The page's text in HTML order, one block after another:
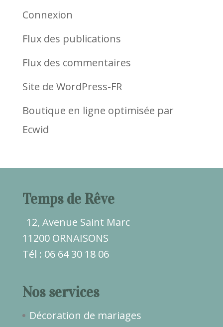
Connexion
Flux des publications
Flux des commentaires
Site de WordPress-FR
Boutique en ligne optimisée par
Ecwid
Temps de Rêve
12, Avenue Saint Marc
11200 ORNAISONS
Tél : 06 64 30 18 06
Nos services
Décoration de mariages